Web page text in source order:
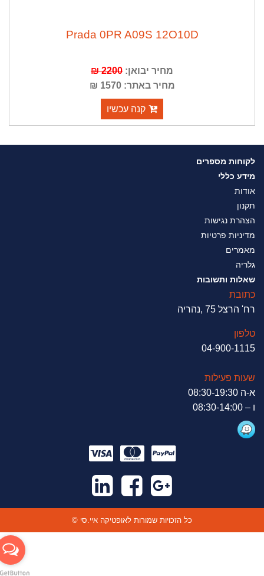
Prada 0PR A09S 12O10D
מחיר יבואן:2200 ₪
מחיר באתר: 1570 ₪
קנה עכשיו
לקוחות מספרים
מידע כללי
אודות
תקנון
הצהרת נגישות
מדיניות פרטיות
מאמרים
גלריה
שאלות ותשובות
כתובת
רח' הרצל 75 ,נהריה
טלפון
04-900-1115
שעות פעילות
א-ה 08:30-19:30
ו – 08:30-14:00
© כל הזכויות שמורות לאופטיקה איי.סי